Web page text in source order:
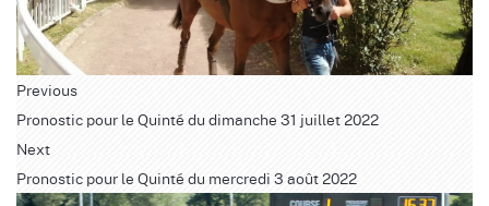
Previous
Pronostic pour le Quinté du dimanche 31 juillet 2022
Next
Pronostic pour le Quinté du mercredi 3 août 2022